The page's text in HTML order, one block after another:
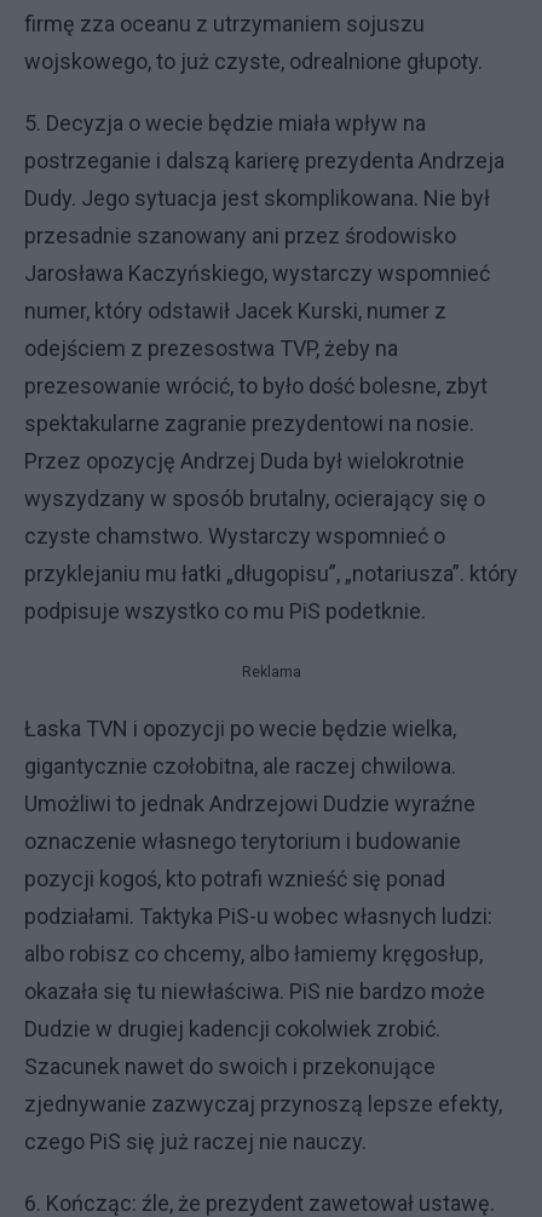
firmę zza oceanu z utrzymaniem sojuszu
wojskowego, to już czyste, odrealnione głupoty.
5. Decyzja o wecie będzie miała wpływ na
postrzeganie i dalszą karierę prezydenta Andrzeja
Dudy. Jego sytuacja jest skomplikowana. Nie był
przesadnie szanowany ani przez środowisko
Jarosława Kaczyńskiego, wystarczy wspomnieć
numer, który odstawił Jacek Kurski, numer z
odejściem z prezesostwa TVP, żeby na
prezesowanie wrócić, to było dość bolesne, zbyt
spektakularne zagranie prezydentowi na nosie.
Przez opozycję Andrzej Duda był wielokrotnie
wyszydzany w sposób brutalny, ocierający się o
czyste chamstwo. Wystarczy wspomnieć o
przyklejaniu mu łatki „długopisu”, „notariusza”. który
podpisuje wszystko co mu PiS podetknie.
Reklama
Łaska TVN i opozycji po wecie będzie wielka,
gigantycznie czołobitna, ale raczej chwilowa.
Umożliwi to jednak Andrzejowi Dudzie wyraźne
oznaczenie własnego terytorium i budowanie
pozycji kogoś, kto potrafi wznieść się ponad
podziałami. Taktyka PiS-u wobec własnych ludzi:
albo robisz co chcemy, albo łamiemy kręgosłup,
okazała się tu niewłaściwa. PiS nie bardzo może
Dudzie w drugiej kadencji cokolwiek zrobić.
Szacunek nawet do swoich i przekonujące
zjednywanie zazwyczaj przynoszą lepsze efekty,
czego PiS się już raczej nie nauczy.
6. Kończąc: źle, że prezydent zawetował ustawę.